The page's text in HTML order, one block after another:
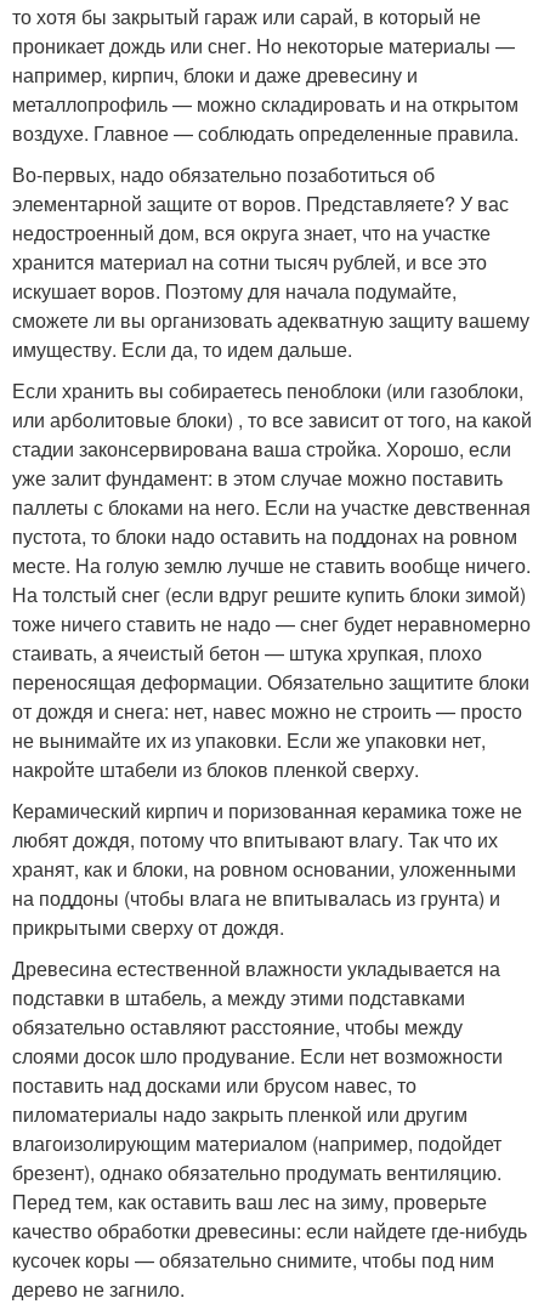
то хотя бы закрытый гараж или сарай, в который не
проникает дождь или снег. Но некоторые материалы —
например, кирпич, блоки и даже древесину и
металлопрофиль — можно складировать и на открытом
воздухе. Главное — соблюдать определенные правила.
Во-первых, надо обязательно позаботиться об
элементарной защите от воров. Представляете? У вас
недостроенный дом, вся округа знает, что на участке
хранится материал на сотни тысяч рублей, и все это
искушает воров. Поэтому для начала подумайте,
сможете ли вы организовать адекватную защиту вашему
имуществу. Если да, то идем дальше.
Если хранить вы собираетесь пеноблоки (или газоблоки,
или арболитовые блоки) , то все зависит от того, на какой
стадии законсервирована ваша стройка. Хорошо, если
уже залит фундамент: в этом случае можно поставить
паллеты с блоками на него. Если на участке девственная
пустота, то блоки надо оставить на поддонах на ровном
месте. На голую землю лучше не ставить вообще ничего.
На толстый снег (если вдруг решите купить блоки зимой)
тоже ничего ставить не надо — снег будет неравномерно
стаивать, а ячеистый бетон — штука хрупкая, плохо
переносящая деформации. Обязательно защитите блоки
от дождя и снега: нет, навес можно не строить — просто
не вынимайте их из упаковки. Если же упаковки нет,
накройте штабели из блоков пленкой сверху.
Керамический кирпич и поризованная керамика тоже не
любят дождя, потому что впитывают влагу. Так что их
хранят, как и блоки, на ровном основании, уложенными
на поддоны (чтобы влага не впитывалась из грунта) и
прикрытыми сверху от дождя.
Древесина естественной влажности укладывается на
подставки в штабель, а между этими подставками
обязательно оставляют расстояние, чтобы между
слоями досок шло продувание. Если нет возможности
поставить над досками или брусом навес, то
пиломатериалы надо закрыть пленкой или другим
влагоизолирующим материалом (например, подойдет
брезент), однако обязательно продумать вентиляцию.
Перед тем, как оставить ваш лес на зиму, проверьте
качество обработки древесины: если найдете где-нибудь
кусочек коры — обязательно снимите, чтобы под ним
дерево не загнило.